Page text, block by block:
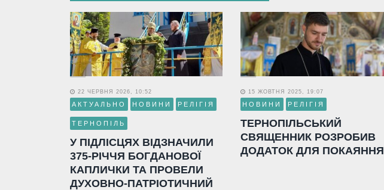
22 ЧЕРВНЯ 2026, 10:52
АКТУАЛЬНО НОВИНИ РЕЛІГІЯ
ТЕРНОПІЛЬ
У ПІДЛІСЦЯХ ВІДЗНАЧИЛИ
375-РІЧЧЯ БОГДАНОВОЇ
КАПЛИЧКИ ТА ПРОВЕЛИ
ДУХОВНО-ПАТРІОТИЧНИЙ
15 ЖОВТНЯ 2025, 19:07
НОВИНИ РЕЛІГІЯ
ТЕРНОПІЛЬСЬКИЙ
СВЯЩЕННИК РОЗРОБИВ
ДОДАТОК ДЛЯ ПОКАЯННЯ